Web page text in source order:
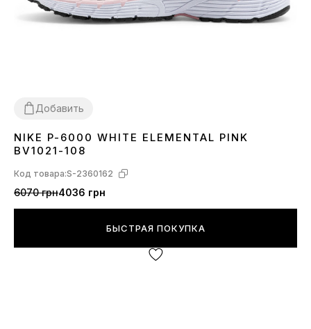
Добавить
3637 38 3940
NIKE P-6000 WHITE ELEMENTAL PINK
BV1021-108
Код товара:S-2360162
6070 грн4036 грн
БЫСТРАЯ ПОКУПКА